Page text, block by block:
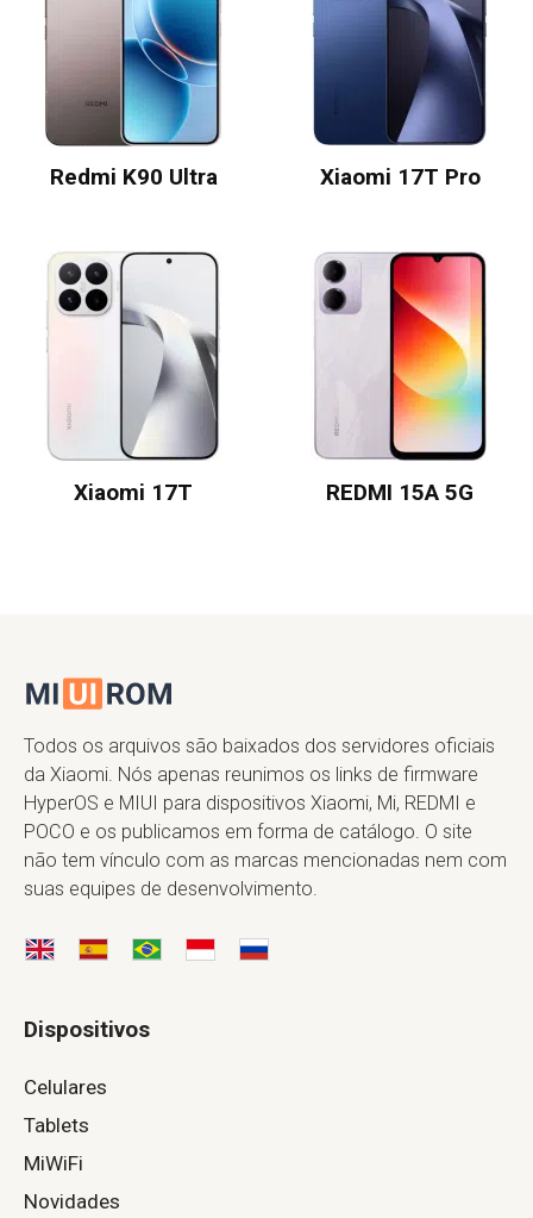
Redmi K90 Ultra Xiaomi 17T Pro
Xiaomi 17T REDMI 15A 5G
Todos os arquivos são baixados dos servidores oficiais
da Xiaomi. Nós apenas reunimos os links de firmware
HyperOS e MIUI para dispositivos Xiaomi, Mi, REDMI e
POCO e os publicamos em forma de catálogo. O site
não tem vínculo com as marcas mencionadas nem com
suas equipes de desenvolvimento.
Dispositivos
Celulares
Tablets
MiWiFi
Novidades